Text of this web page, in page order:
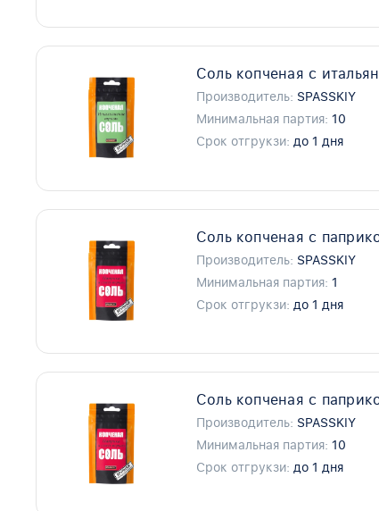
Соль копченая с
Производитель: SPASSKIY
Минимальная партия: 10
Срок отгрукзи: до 1 дня
Соль копченая с
Производитель: SPASSKIY
Минимальная партия: 1
Срок отгрукзи: до 1 дня
Соль копченая с
Производитель: SPASSKIY
Минимальная партия: 10
Срок отгрукзи: до 1 дня